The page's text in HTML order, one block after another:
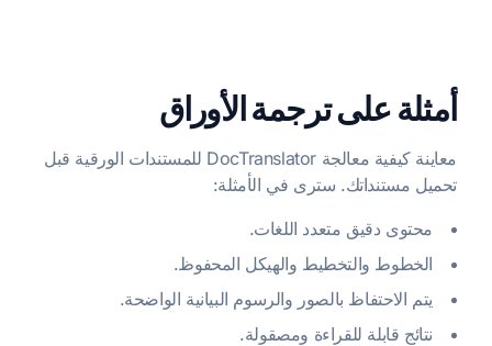
أمثلة على ترجمة الأوراق
معاينة كيفية معالجة DocTranslator للمستندات الورقية قبل
تحميل مستنداتك. سترى في الأمثلة:
محتوى دقيق متعدد اللغات.
الخطوط والتخطيط والهيكل المحفوظ.
يتم الاحتفاظ بالصور والرسوم البيانية الواضحة.
نتائج قابلة للقراءة ومصقولة.